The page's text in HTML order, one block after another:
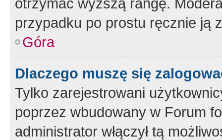
przypadku po prostu ręcznie ją
Góra
Dlaczego muszę się
Tylko zarejestrowani
poprzez wbudowany w Forum
administrator włączył tą